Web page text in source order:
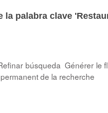
la palabra clave
búsqueda Générer le
de la recherche